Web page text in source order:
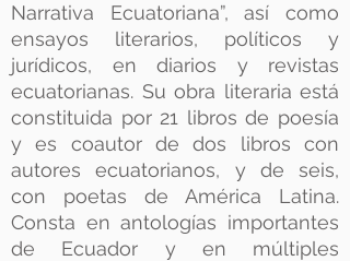
Narrativa Ecuatoriana”, así como
ensayos literarios, políticos y
jurídicos, en diarios y revistas
ecuatorianas. Su obra literaria está
constituida por 21 libros de poesía
y es coautor de dos libros con
autores ecuatorianos, y de seis,
con poetas de América Latina.
Consta en antologías importantes
de Ecuador y en múltiples